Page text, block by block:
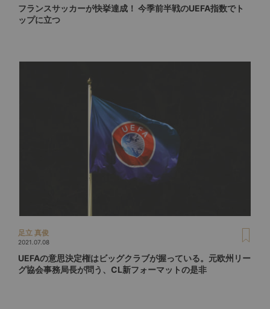
フランスサッカーが快挙達成！ 今季前半戦のUEFA指数でト
ップに立つ
足立 真俊
2021.07.08
UEFAの意思決定権はビッグクラブが握っている。元欧州リー
グ協会事務局長が問う、CL新フォーマットの是非